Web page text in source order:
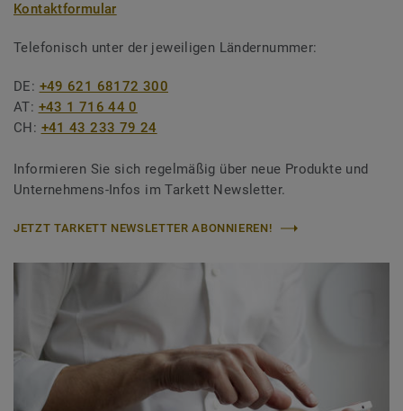
Kontaktformular
Telefonisch unter der jeweiligen Ländernummer:
DE: +49 621 68172 300
AT: +43 1 716 44 0
CH: +41 43 233 79 24
Informieren Sie sich regelmäßig über neue Produkte und
Unternehmens-Infos im Tarkett Newsletter.
JETZT TARKETT NEWSLETTER ABONNIEREN!